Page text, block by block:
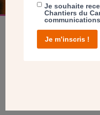
Je souhaite
Chantiers du
Je m’inscris !